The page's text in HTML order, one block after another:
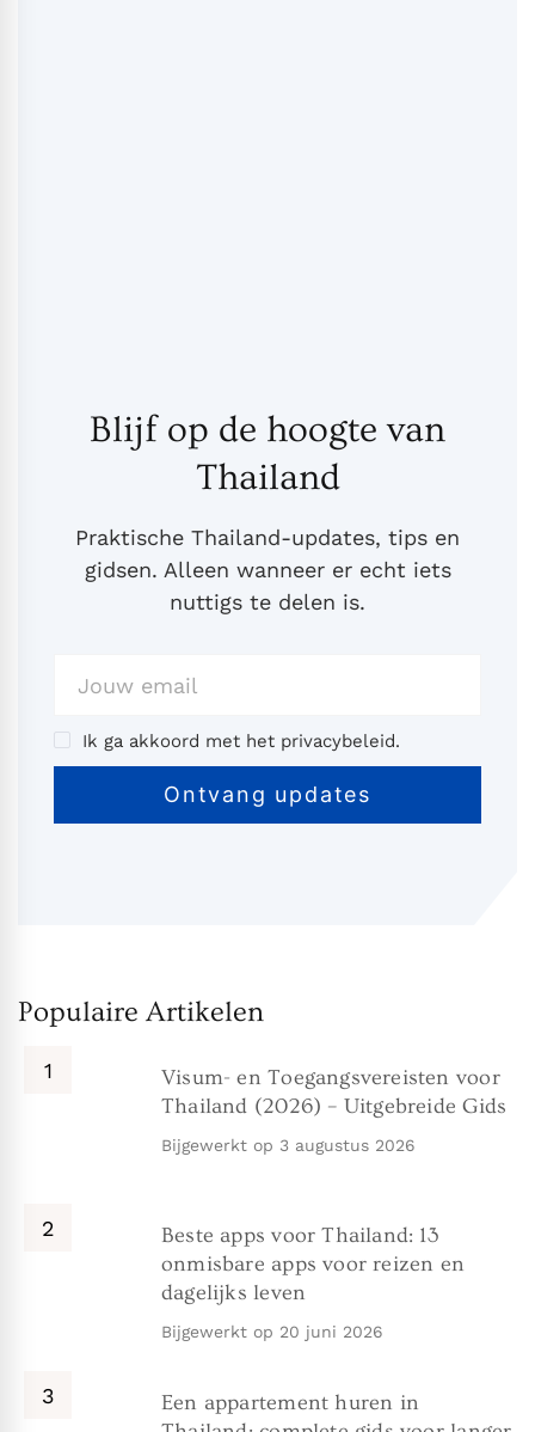
Blijf op de hoogte van
Thailand
Praktische Thailand-updates, tips en
gidsen. Alleen wanneer er echt iets
nuttigs te delen is.
Ik ga akkoord met het privacybeleid.
Populaire Artikelen
Visum- en Toegangsvereisten voor
Thailand (2026) – Uitgebreide Gids
Bijgewerkt op 3 augustus 2026
Beste apps voor Thailand: 13
onmisbare apps voor reizen en
dagelijks leven
Bijgewerkt op 20 juni 2026
Een appartement huren in